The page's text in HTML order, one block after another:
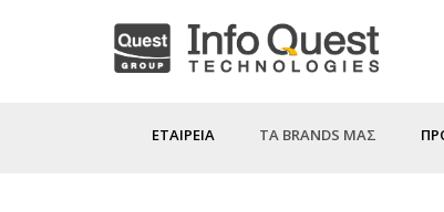
ΕΤΑΙΡΕΙΑ ΤΑ BRANDS ΜΑΣ